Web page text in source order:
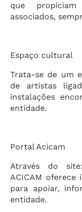
que
associados,
Espaço cultural
Trata-se de um
de artistas
instalações
entidade.
Portal Acicam
Através do
ACICAM oferece
para apoiar,
entidade.